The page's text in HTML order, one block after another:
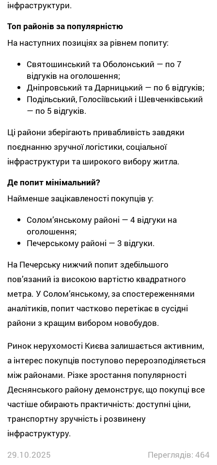
інфраструктури.
Топ районів за популярністю
На наступних позиціях за рівнем попиту:
Святошинський та Оболонський — по 7
відгуків на оголошення;
Дніпровський та Дарницький — по 6 відгуків;
Подільський, Голосіївський і Шевченківський
— по 5 відгуків.
Ці райони зберігають привабливість завдяки
поєднанню зручної логістики, соціальної
інфраструктури та широкого вибору житла.
Де попит мінімальний?
Найменше зацікавленості покупців у:
Солом’янському районі — 4 відгуки на
оголошення;
Печерському районі — 3 відгуки.
На Печерську нижчий попит здебільшого
пов’язаний із високою вартістю квадратного
метра. У Солом’янському, за спостереженнями
аналітиків, попит частково перетікає в сусідні
райони з кращим вибором новобудов.
Ринок нерухомості Києва залишається активним,
а інтерес покупців поступово перерозподіляється
між районами. Різке зростання популярності
Деснянського району демонструє, що покупці все
частіше обирають практичність: доступні ціни,
транспортну зручність і розвинену
інфраструктуру.
29.10.2025
Переглядів: 464